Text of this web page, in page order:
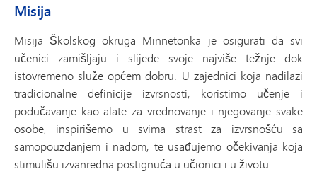
Misija
Misija Školskog okruga Minnetonka je osigurati da svi
učenici zamišljaju i slijede svoje najviše težnje dok
istovremeno služe općem dobru. U zajednici koja nadilazi
tradicionalne definicije izvrsnosti, koristimo učenje i
podučavanje kao alate za vrednovanje i njegovanje svake
osobe, inspirišemo u svima strast za izvrsnošću sa
samopouzdanjem i nadom, te usađujemo očekivanja koja
stimulišu izvanredna postignuća u učionici i u životu.